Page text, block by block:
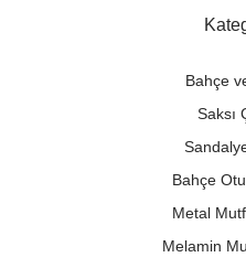
Bahçe
Saksı
Bahçe
Metal
Melamin